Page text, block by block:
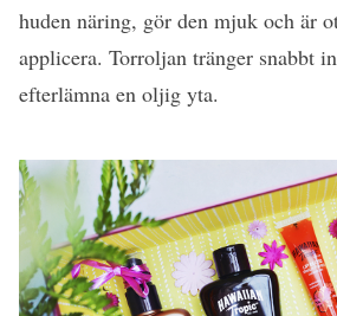
huden näring, gör den mjuk och är
applicera. Torroljan tränger snabbt
efterlämna en oljig yta.